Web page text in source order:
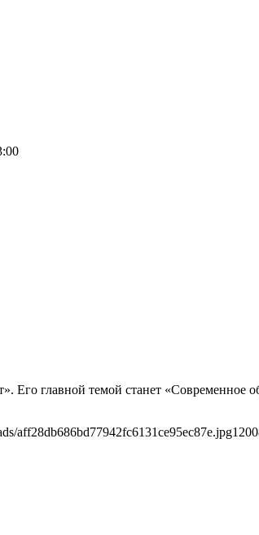
главной темой станет «Современное
aff28db686bd77942fc6131ce95ec87e.jpg1200